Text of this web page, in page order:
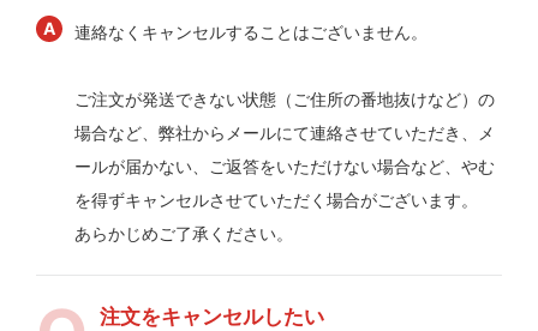
連絡なくキャンセルすることはございません。
ご注文が発送できない状態（ご住所の番地抜けなど）の
場合など、弊社からメールにて連絡させていただき、メ
ールが届かない、ご返答をいただけない場合など、やむ
を得ずキャンセルさせていただく場合がございます。
あらかじめご了承ください。
注文をキャンセルしたい